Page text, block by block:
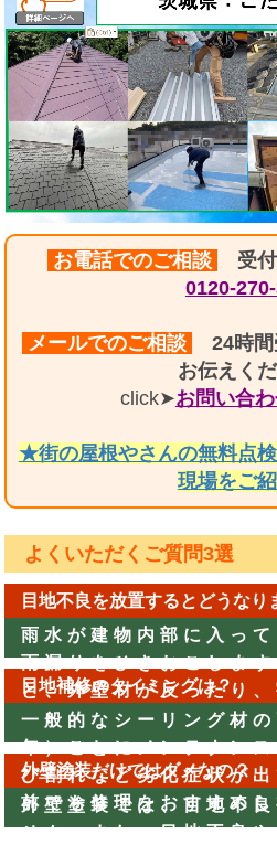
お電話でのご相談
受
0120-
メールでのご相談
24時間
お伝えく
click➤お問い合
★街の屋根やさんの無料点
現場をご
よくいただくご質問3選
目地不良を放置するとどうなり
雨水が建物内部に入っ
雨漏りをひきおこしま
と、外壁材が反ったり
目地補修のタイミングは？
一般的なシーリング材
年）ごとにメンテナン
び割れなど劣化症状が
前でも修理をおすすめし
外壁塗装だけではダメなの？
外壁塗装では、目地不
せん。また、目地不良